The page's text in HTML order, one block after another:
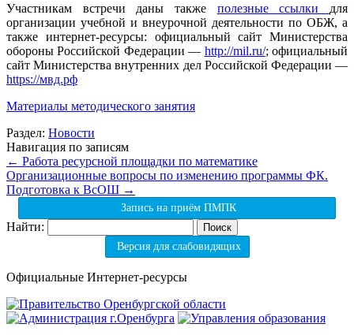
Участникам встречи даны также полезные ссылки для
организации учебной и внеурочной деятельности по ОБЖ, а
также интернет-ресурсы: официальный сайт Министерства
обороны Российской Федерации — http://mil.ru/; официальный
сайт Министерства внутренних дел Российской Федерации —
https://мвд.рф
Материалы методического занятия
Раздел: Новости
Навигация по записям
← Работа ресурсной площадки по математике
Организационные вопросы по изменению программы ФК.
Подготовка к ВсОШ →
Запись на приём ПМПК
Найти:
Версия для слабовидящих
Официальные Интернет-ресурсы